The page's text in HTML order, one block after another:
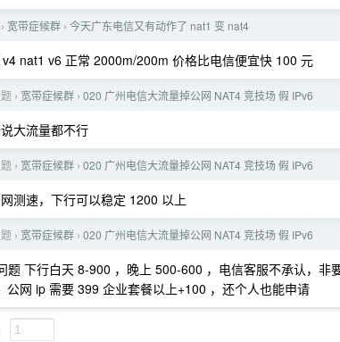
› 宽带症候群 › 今天广东电信又有动作了 nat1 变 nat4
nat1 v6 正常 2000m/200m 价格比电信便宜快 100 元
› 宽带症候群 › 020 广州电信大流量掉公网 NAT4 竞技场 假 IPv6
大流量都不行
› 宽带症候群 › 020 广州电信大流量掉公网 NAT4 竞技场 假 IPv6
测速，下行可以稳定 1200 以上
› 宽带症候群 › 020 广州电信大流量掉公网 NAT4 竞技场 假 IPv6
题 下行白天 8-900 ，晚上 500-600 ，电信客服不承认，非
公网 ip 需要 399 企业套餐以上+100 ，还个人也能申请